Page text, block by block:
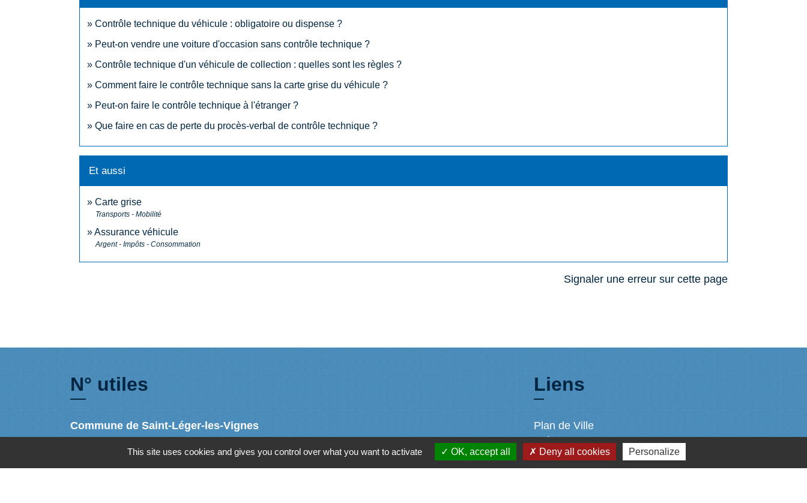
Contrôle technique du véhicule : obligatoire ou dispense ?
Peut-on vendre une voiture d'occasion sans contrôle technique ?
Contrôle technique d'un véhicule de collection : quelles sont les règles ?
Comment faire le contrôle technique sans la carte grise du véhicule ?
Peut-on faire le contrôle technique à l'étranger ?
Que faire en cas de perte du procès-verbal de contrôle technique ?
Et aussi
Carte grise
Transports - Mobilité
Assurance véhicule
Argent - Impôts - Consommation
Signaler une erreur sur cette page
N° utiles
Commune de Saint-Léger-les-Vignes
44710 Saint-Léger-les-Vignes - FRANCE
Liens
Plan de Ville
Préfecture de Loire Atlantique
Région Pays de la Loire
This site uses cookies and gives you control over what you want to activate OK, accept all Deny all cookies Personalize